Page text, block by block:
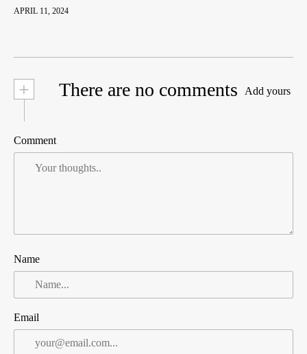
APRIL 11, 2024
+ There are no comments Add yours
Comment
Name
Email